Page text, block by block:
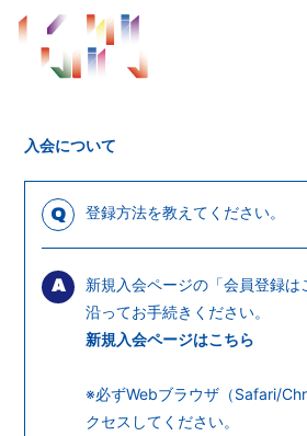
SCHEDULE
RADIO BLOG
Q&A
入会について
Q 登録方法を教えてください。
A
新規入会ページの「会員登録は
沿ってお手続きください。
新規入会ページはこちら
※必ずWebブラウザ（Safari/
クセスしてください。